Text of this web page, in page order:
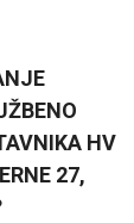
HV
27,